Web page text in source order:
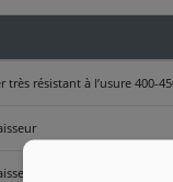
résistant à l’usure 400-
benne renforcée